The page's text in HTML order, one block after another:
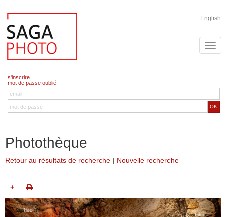
English
s'inscrire
mot de passe oublié
OK
Photothèque
Retour au résultats de recherche | Nouvelle recherche
+